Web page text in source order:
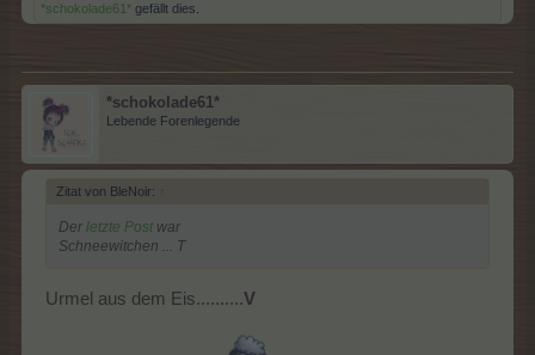
*schokolade61* gefällt dies.
*schokolade61*
Lebende Forenlegende
Zitat von BleNoir: ↑
Der letzte Post war
Schneewitchen ... T
Urmel aus dem Eis..........V